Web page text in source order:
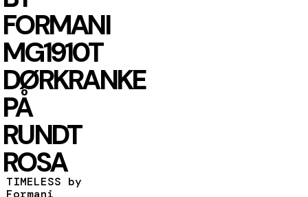
FORMANI
MG1910T
DØRKRANKE
PÅ
RUNDT
ROSA
TIMELESS by
Formani